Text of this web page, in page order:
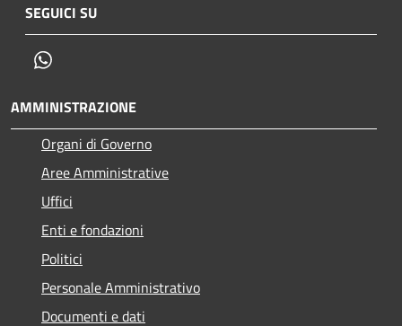
SEGUICI SU
AMMINISTRAZIONE
Organi di Governo
Aree Amministrative
Uffici
Enti e fondazioni
Politici
Personale Amministrativo
Documenti e dati